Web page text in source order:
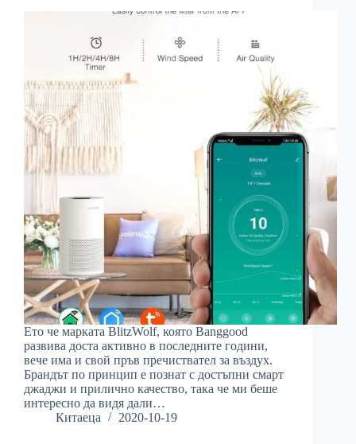
Ето че марката BlitzWolf, която Banggood
развива доста активно в последните години,
вече има и свой пръв пречиствател за въздух.
Брандът по принцип е познат с достъпни смарт
джаджи и прилично качество, така че ми беше
интересно да видя дали…
Китаеца
2020-10-19